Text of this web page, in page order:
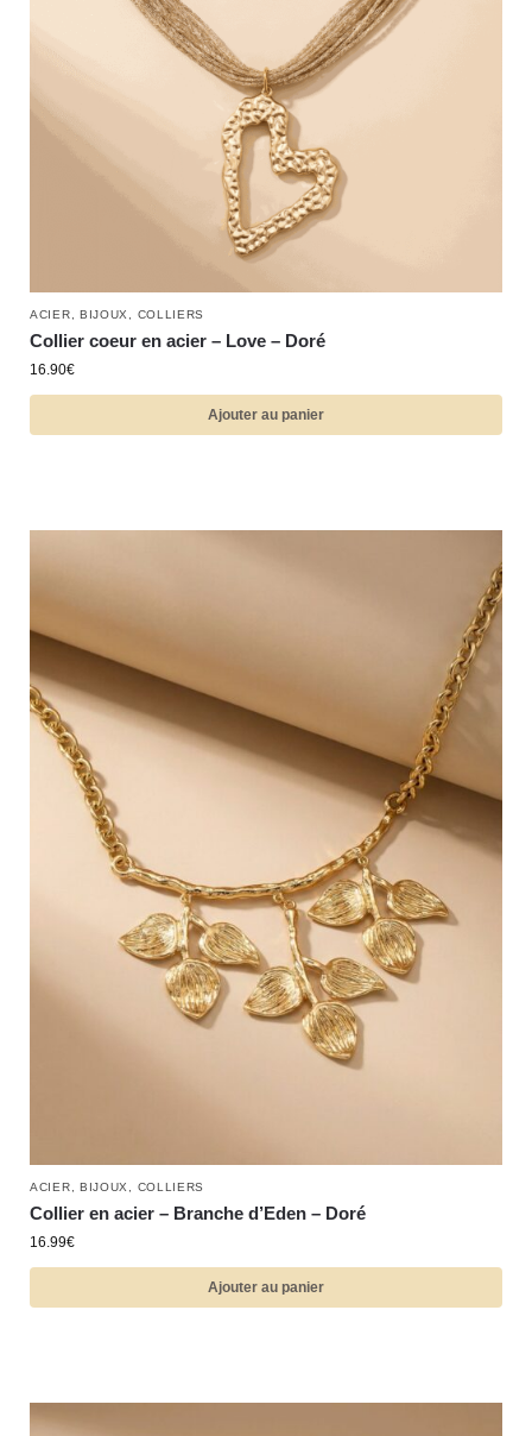
ACIER, BIJOUX, COLLIERS
Collier coeur en acier – Love – Doré
16.90€
Ajouter au panier
ACIER BIJOUX COLLIERS
Collier en acier – Branche d’Eden – Doré
16.99€
Ajouter au panier